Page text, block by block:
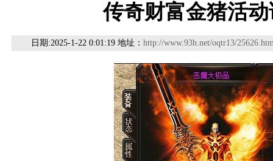
传奇财富金猪活
日期:2025-1-22 0:01:19 地址： http://www.93h.net/oqtr13/